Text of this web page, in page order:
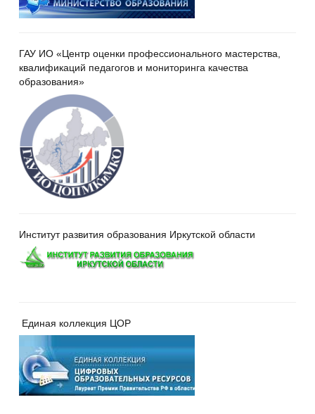
ГАУ ИО «Центр оценки профессионального мастерства,
квалификаций педагогов и мониторинга качества
образования»
Институт развития образования Иркутской области
Единая коллекция ЦОР